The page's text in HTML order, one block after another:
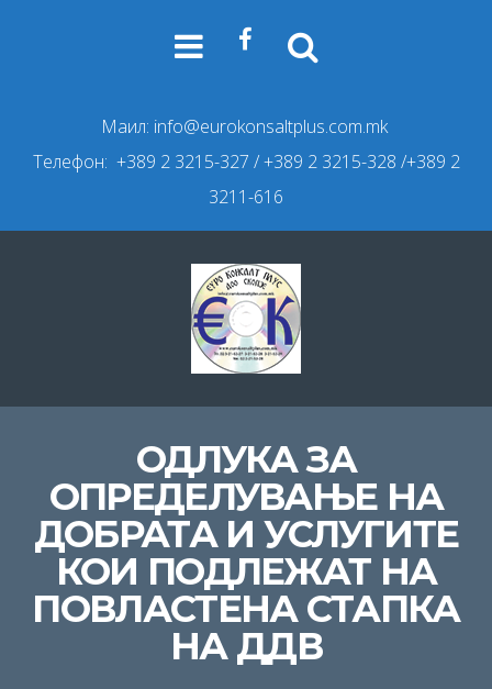
Маил: info@eurokonsaltplus.com.mk
Телефон: +389 2 3215-327 / +389 2 3215-328 /+389 2
3211-616
ОДЛУКА ЗА
ОПРЕДЕЛУВАЊЕ НА
ДОБРАТА И УСЛУГИТЕ
КОИ ПОДЛЕЖАТ НА
ПОВЛАСТЕНА СТАПКА
НА ДДВ